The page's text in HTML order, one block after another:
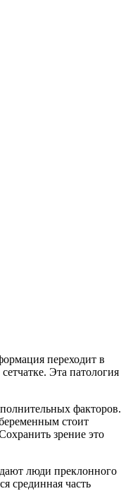
переходит в
Эта патология
факторов.
стоит
зрение это
люди преклонного
срединная часть